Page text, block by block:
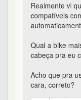
Realmente vi
compatíveis
Qual a bike
cabeça pra eu
Acho que pra
cara, correto?